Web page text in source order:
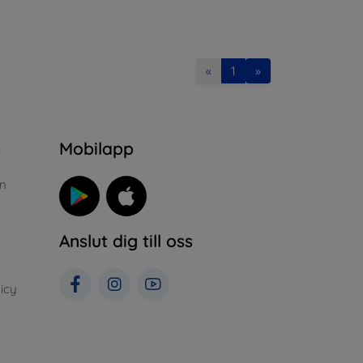
« 1 »
Mobilapp
Anslut dig till oss